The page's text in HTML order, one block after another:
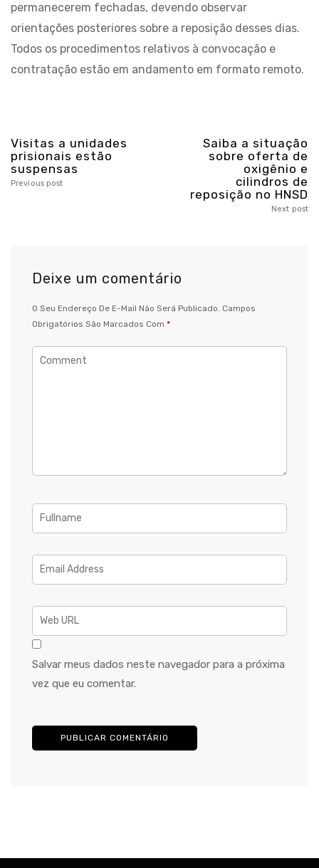
permanecerem fechadas, devendo observar
orientações posteriores sobre a reposição desses dias.
Todos os procedimentos relativos à convocação e
contratação estão em andamento em formato remoto.
Visitas a unidades
prisionais estão
suspensas
Previous post
Saiba a situação
sobre oferta de
oxigênio e
cilindros de
reposição no HNSD
Next post
Deixe um comentário
O Seu Endereço De E-Mail Não Será Publicado. Campos
Obrigatórios São Marcados Com *
Salvar meus dados neste navegador para a próxima
vez que eu comentar.